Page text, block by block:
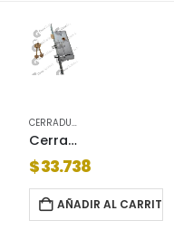
CERRADURAS
Cerradura vito perno redondo (perno separado)
$33.738
AÑADIR AL CARRITO